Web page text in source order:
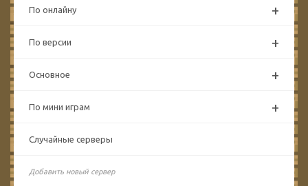
По онлайну +
По версии +
Основное +
По мини играм +
Случайные серверы
Добавить новый сервер